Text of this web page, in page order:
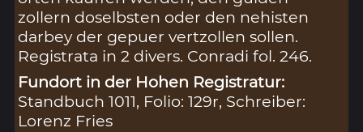
zollern doselbsten oder den nehisten
darbey der gepuer vertzollen sollen.
Registrata in 2 divers. Conradi fol. 246.
Fundort in der Hohen Registratur:
Standbuch 1011, Folio: 129r, Schreiber:
Lorenz Fries